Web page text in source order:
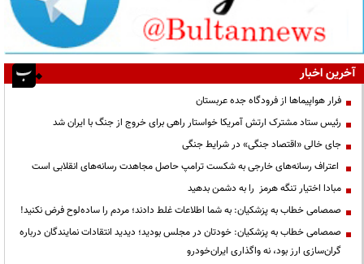
آخرین اخبار
فرار هواپیماها از فرودگاه جده عربستان
رئیس ستاد مشترک ارتش آمریکا خواستار راهی برای خروج از جنگ با ایران شد
جای خالی «اقتصاد جنگی» در شرایط جنگی
اعتراف رسانه‌های خارجی به شکست ترامپ حاصل مجاهدت رسانه‌های انقلابی است
مبادا اختیار تنگه هرمز را به دشمن بدهید
صمصامی خطاب به پزشکیان: به شما اطلاعات غلط دادند؛ مردم را ساده‌لوح فرض نکنید!
صمصامی خطاب به پزشکیان: خودتان در مجلس بودید؛ دیدید انتقادات نمایندگان درباره
گران‌سازی ارز بود، نه واگذاری ایران‌خودرو